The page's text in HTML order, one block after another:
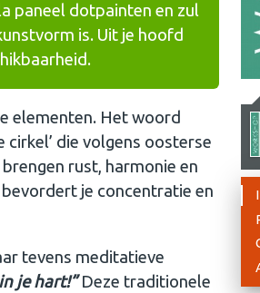
paneel dotpainten en zul
is. Uit je hoofd
elementen. Het woord
cirkel’ die volgens oosterse
rust, harmonie en
je concentratie en
tevens meditatieve
je hart!”Deze traditionele